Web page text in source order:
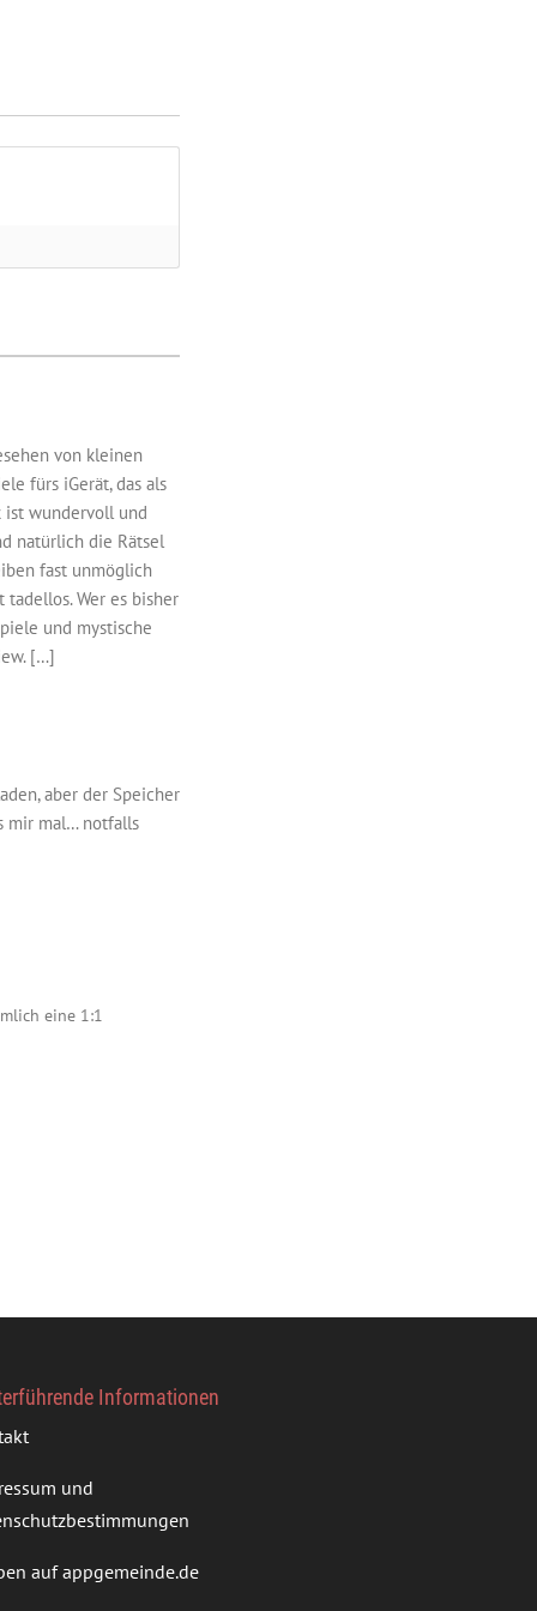
von kleinen
fürs iGerät, das als
ist wundervoll und
natürlich die Rätsel
fast unmöglich
Wer es bisher
und mystische
[…]
aber der Speicher
mir mal… notfalls
eine 1:1
Informationen
und
auf appgemeinde.de